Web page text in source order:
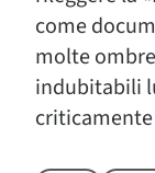
come
molte
indubitabili